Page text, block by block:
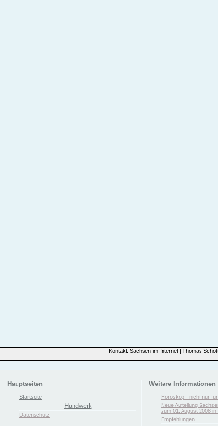
Kontakt: Sachsen-im-Internet | Thomas
Hauptseiten
Startseite
Handwerk
Datenschutz
Weitere Informationen
Horoskop - nicht nur
Neue Aufteilung
zum 01. August 2008 in
Empfehlungen